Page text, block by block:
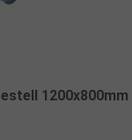
1200x800mm